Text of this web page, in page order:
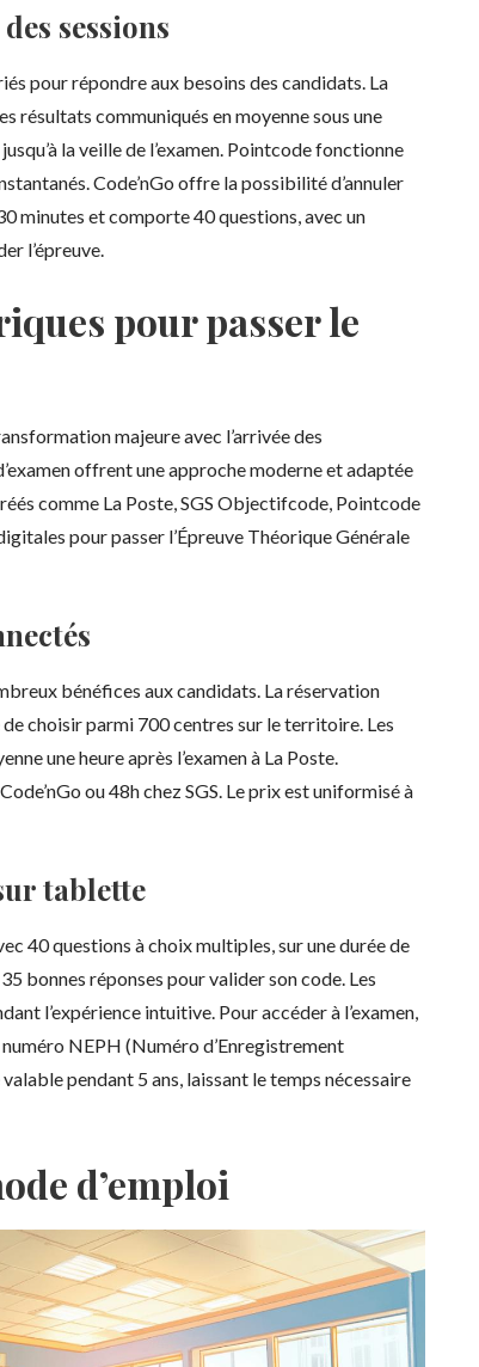
sessions
pour répondre aux besoins des candidats. La
résultats communiqués en moyenne sous une
la veille de l’examen. Pointcode fonctionne
Code’nGo offre la possibilité d’annuler
minutes et comporte 40 questions, avec un
l’épreuve.
pour passer le
majeure avec l’arrivée des
offrent une approche moderne et adaptée
comme La Poste, SGS Objectifcode, Pointcode
pour passer l’Épreuve Théorique Générale
bénéfices aux candidats. La réservation
choisir parmi 700 centres sur le territoire. Les
une heure après l’examen à La Poste.
ou 48h chez SGS. Le prix est uniformisé à
tablette
40 questions à choix multiples, sur une durée de
bonnes réponses pour valider son code. Les
l’expérience intuitive. Pour accéder à l’examen,
NEPH (Numéro d’Enregistrement
pendant 5 ans, laissant le temps nécessaire
d’emploi